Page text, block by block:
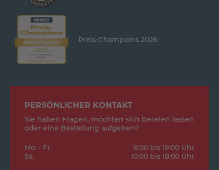
Preis-Champions 2026
PERSÖNLICHER KONTAKT
Sie haben Fragen, möchten sich beraten lassen
oder eine Bestellung aufgeben?
Mo. - Fr.
8:00 bis 19:00 Uhr
Sa.
10:00 bis 18:00 Uhr